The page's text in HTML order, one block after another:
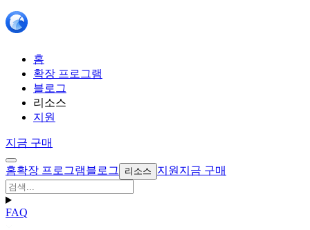
홈
확장 프로그램
블로그
리소스
지원
지금 구매
홈확장 프로그램블로그 리소스 지원 지금 구매
FAQ